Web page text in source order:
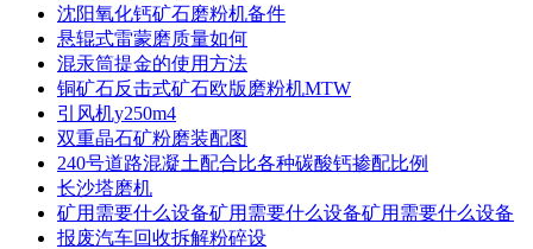
沈阳氧化钙矿石磨粉机备件
悬辊式雷蒙磨质量如何
混汞筒提金的使用方法
铜矿石反击式矿石欧版磨粉机MTW
引风机y250m4
双重晶石矿粉磨装配图
240号道路混凝土配合比各种碳酸钙掺配比例
长沙塔磨机
矿用需要什么设备矿用需要什么设备矿用需要什么设备
报废汽车回收拆解粉碎设